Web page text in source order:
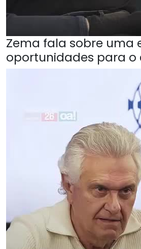
Zema fala sobre uma
oportunidades para o